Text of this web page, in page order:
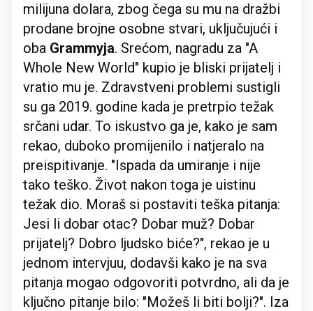
milijuna dolara, zbog čega su mu na dražbi
prodane brojne osobne stvari, uključujući i
oba Grammyja. Srećom, nagradu za "A
Whole New World" kupio je bliski prijatelj i
vratio mu je. Zdravstveni problemi sustigli
su ga 2019. godine kada je pretrpio težak
srčani udar. To iskustvo ga je, kako je sam
rekao, duboko promijenilo i natjeralo na
preispitivanje. "Ispada da umiranje i nije
tako teško. Život nakon toga je uistinu
težak dio. Moraš si postaviti teška pitanja:
Jesi li dobar otac? Dobar muž? Dobar
prijatelj? Dobro ljudsko biće?", rekao je u
jednom intervjuu, dodavši kako je na sva
pitanja mogao odgovoriti potvrdno, ali da je
ključno pitanje bilo: "Možeš li biti bolji?". Iza